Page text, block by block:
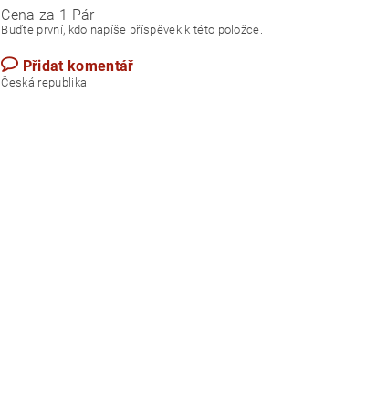
Cena za 1 Pár
Buďte první, kdo napíše příspěvek k této položce.
Přidat komentář
Česká republika